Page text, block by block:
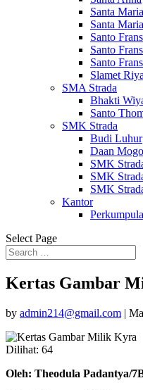
Santa
Santa
Santo
Santo
Santo
Slamet
SMA Strada
Bhakti
Santo
SMK Strada
Budi Luhur
Daan
SMK
SMK
SMK
Kantor
Select Page
Kertas Gambar
by admin214@gmail.com |
Dilihat: 64
Oleh: Theodula Padantya/